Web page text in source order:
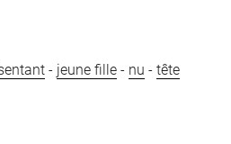
- jeune fille - nu -tête